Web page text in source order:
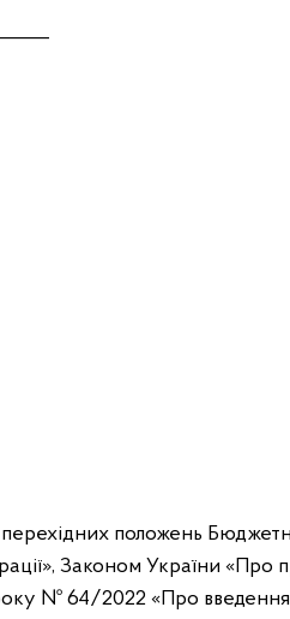
положень
Законом України
№ 64/2022 «Про введення